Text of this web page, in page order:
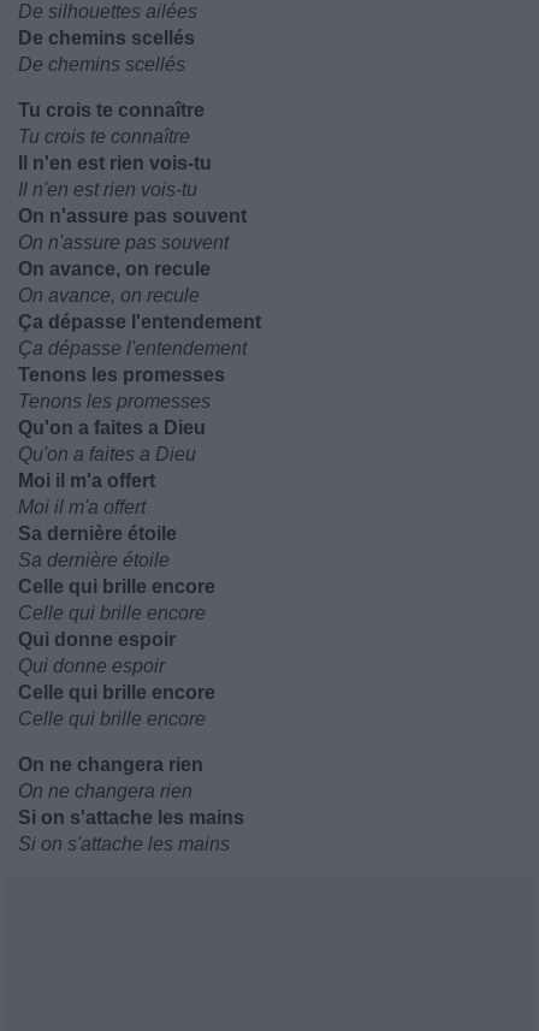
De silhouettes ailées
De chemins scellés
De chemins scellés
Tu crois te connaître
Tu crois te connaître
Il n'en est rien vois-tu
Il n'en est rien vois-tu
On n'assure pas souvent
On n'assure pas souvent
On avance, on recule
On avance, on recule
Ça dépasse l'entendement
Ça dépasse l'entendement
Tenons les promesses
Tenons les promesses
Qu'on a faites a Dieu
Qu'on a faites a Dieu
Moi il m'a offert
Moi il m'a offert
Sa dernière étoile
Sa dernière étoile
Celle qui brille encore
Celle qui brille encore
Qui donne espoir
Qui donne espoir
Celle qui brille encore
Celle qui brille encore
On ne changera rien
On ne changera rien
Si on s'attache les mains
Si on s'attache les mains